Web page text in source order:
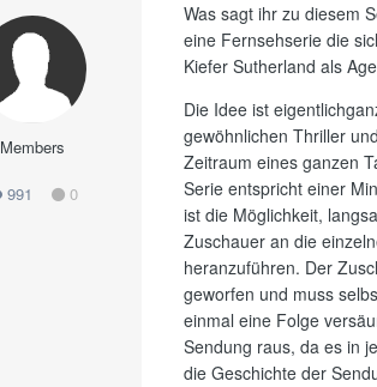
Members
991 0
Was sagt ihr zu diesem
eine Fernsehserie die
Kiefer Sutherland als
Die Idee ist
gewöhnlichen Thriller
Zeitraum eines ganzen
Serie entspricht einer
ist die Möglichkeit,
Zuschauer an die
heranzuführen. Der
geworfen und muss
einmal eine Folge
Sendung raus, da es in
die Geschichte der